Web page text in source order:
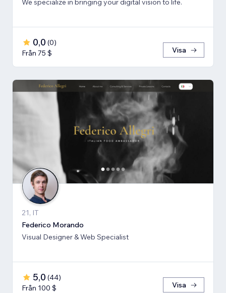
We specialize in bringing your digital vision to life.
0,0 (0)
Från 75 $
Visa
21, IT
Federico Morando
Visual Designer & Web Specialist
5,0 (44)
Från 100 $
Visa